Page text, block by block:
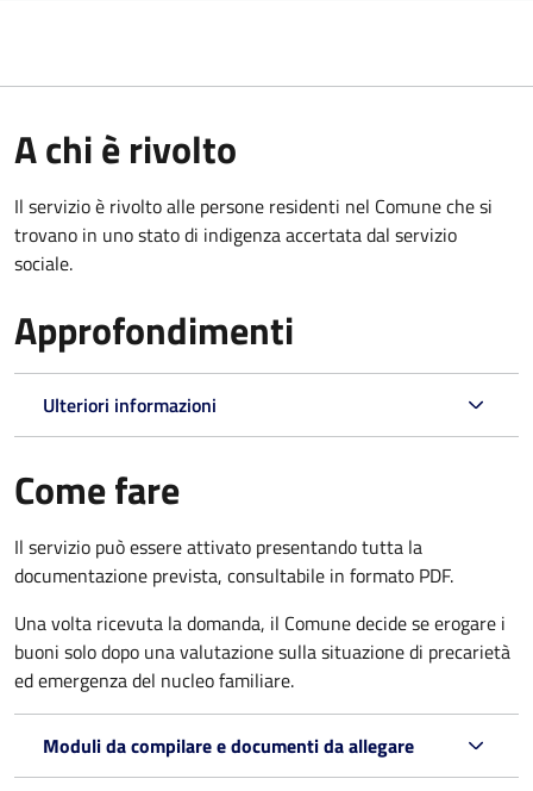
A chi è rivolto
Il servizio è rivolto alle persone residenti nel Comune che si
trovano in uno stato di indigenza accertata dal servizio
sociale.
Approfondimenti
Ulteriori informazioni
Come fare
Il servizio può essere attivato presentando tutta la
documentazione prevista, consultabile in formato PDF.
Una volta ricevuta la domanda, il Comune decide se erogare i
buoni solo dopo una valutazione sulla situazione di precarietà
ed emergenza del nucleo familiare.
Moduli da compilare e documenti da allegare